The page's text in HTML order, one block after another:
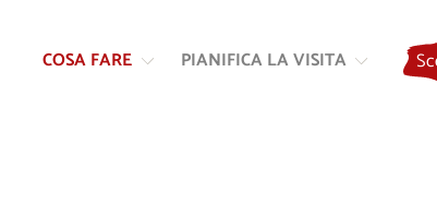
alla
COSA FARE PIANIFICA LA VISITA